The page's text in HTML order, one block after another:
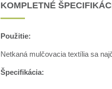
KOMPLETNÉ
Použitie:
Netkaná mulčovacia textília sa
Špecifikácia: